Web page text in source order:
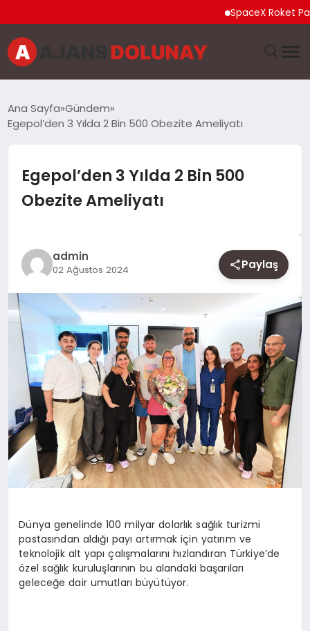
SpaceX Roket
EĞITIM
EKONOMI
GENEL
MAGAZIN
SAĞLIK
SIYASET
SPOR
YAŞAM
Ana Sayfa Gündem
Egepol’den 3 Yılda 2 Bin 500 Obezite Ameliyatı
Egepol’den 3 Yılda 2 Bin 500
Obezite Ameliyatı
admin
02 Ağustos 2024 Paylaş
Dünya genelinde 100 milyar dolarlık sağlık turizmi
pastasından aldığı payı artırmak için yatırım ve
teknolojik alt yapı çalışmalarını hızlandıran Türkiye’de
özel sağlık kuruluşlarının bu alandaki başarıları
geleceğe dair umutları büyütüyor.